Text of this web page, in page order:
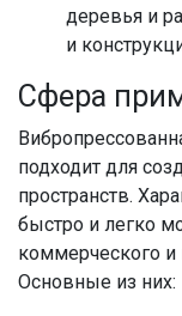
деревья и
и
Сфера
подходит для
пространств.
быстро и легко
коммерческого
Основные из них: